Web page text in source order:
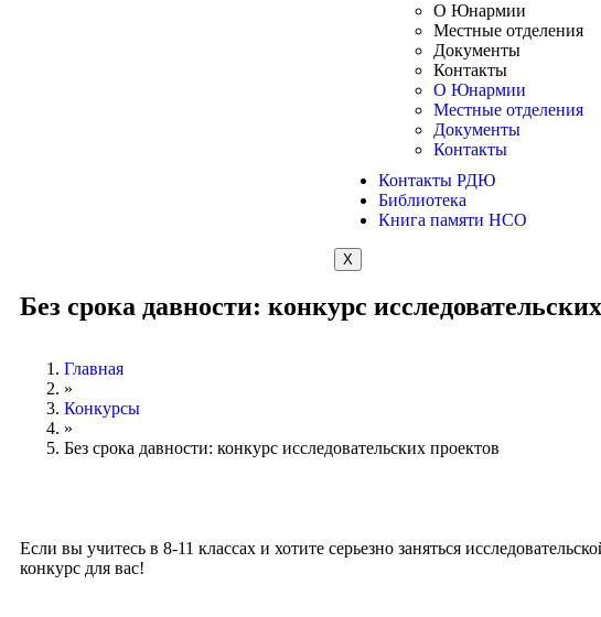
О Юнармии
Местные отделения
Документы
Контакты
О Юнармии
Местные отделения
Документы
Контакты
Контакты РДЮ
Библиотека
Книга памяти НСО
X
Без срока давности: конкурс
Главная
»
Конкурсы
»
Без срока давности: конкурс исследовательских проектов
Если вы учитесь в 8-11 классах и хотите серьезно заняться
конкурс для вас!